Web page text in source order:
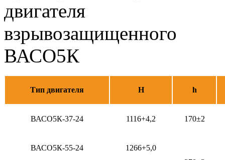
Тип двигателя H h
ВАСО5К-37-24 1116+4,2 170±2
ВАСО5К-55-24
1266+5,0